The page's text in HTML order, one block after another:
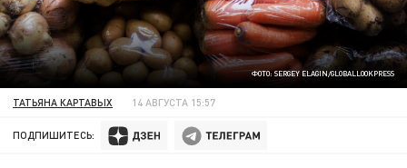
ФОТО: SERGEY ELAGIN/GLOBALLOOKPRESS
ТАТЬЯНА КАРТАВЫХ 14 АВГУСТА 15:57
ПОДПИШИТЕСЬ: